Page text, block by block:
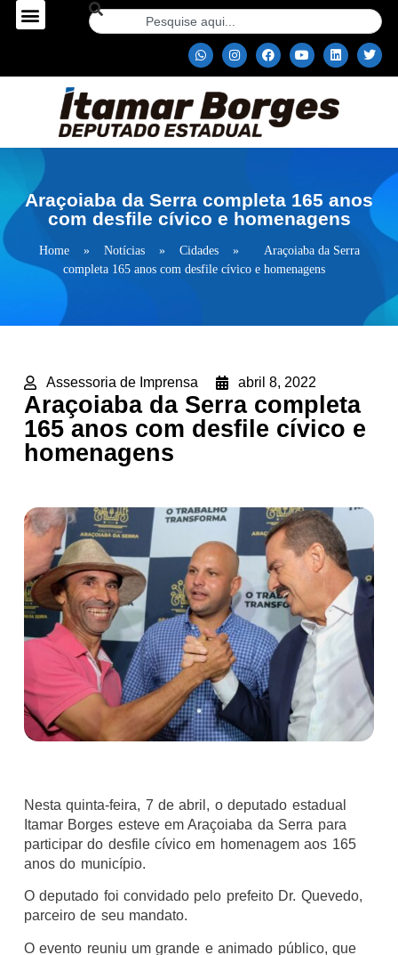
Araçoiaba da Serra completa 165 anos
com desfile cívico e homenagens
Home » Notícias » Cidades »
Araçoiaba da Serra
completa 165 anos com desfile cívico e homenagens
Assessoria de Imprensa abril 8, 2022
Araçoiaba da Serra completa
165 anos com desfile cívico e
homenagens
Nesta quinta-feira, 7 de abril, o deputado estadual
Itamar Borges esteve em Araçoiaba da Serra para
participar do desfile cívico em homenagem aos 165
anos do município.
O deputado foi convidado pelo prefeito Dr. Quevedo,
parceiro de seu mandato.
O evento reuniu um grande e animado público, que